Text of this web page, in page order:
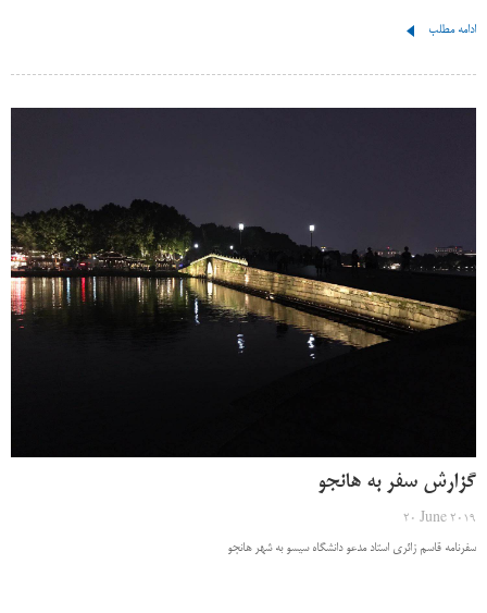
ادامه مطلب
گزارش سفر به هانجو
20 June 2019
سفرنامه قاسم زائری استاد مدعو دانشگاه سیسو به شهر هانجو